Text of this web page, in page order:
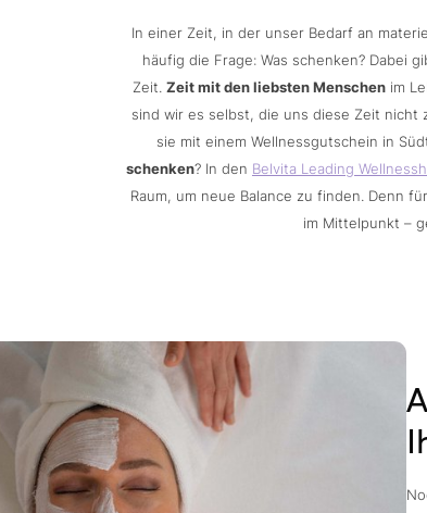
In einer Zeit, in der unser Bedarf an
häufig die Frage: Was schenken? Dabei
Zeit. Zeit mit den liebsten Menschenim
sind wir es selbst, die uns diese Zeit nicht
sie mit einem Wellnessgutschein in
schenken? In den Belvita Leading
Raum, um neue Balance zu finden. Denn
im Mittelpunkt –